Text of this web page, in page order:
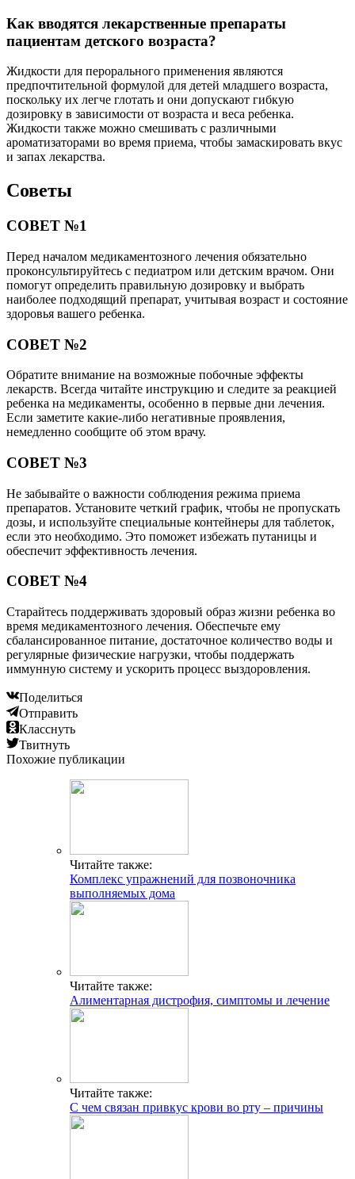
Как вводятся лекарственные препараты
пациентам детского возраста?
Жидкости для перорального применения являются
предпочтительной формулой для детей младшего возраста,
поскольку их легче глотать и они допускают гибкую
дозировку в зависимости от возраста и веса ребенка.
Жидкости также можно смешивать с различными
ароматизаторами во время приема, чтобы замаскировать вкус
и запах лекарства.
Советы
СОВЕТ №1
Перед началом медикаментозного лечения обязательно
проконсультируйтесь с педиатром или детским врачом. Они
помогут определить правильную дозировку и выбрать
наиболее подходящий препарат, учитывая возраст и состояние
здоровья вашего ребенка.
СОВЕТ №2
Обратите внимание на возможные побочные эффекты
лекарств. Всегда читайте инструкцию и следите за реакцией
ребенка на медикаменты, особенно в первые дни лечения.
Если заметите какие-либо негативные проявления,
немедленно сообщите об этом врачу.
СОВЕТ №3
Не забывайте о важности соблюдения режима приема
препаратов. Установите четкий график, чтобы не пропускать
дозы, и используйте специальные контейнеры для таблеток,
если это необходимо. Это поможет избежать путаницы и
обеспечит эффективность лечения.
СОВЕТ №4
Старайтесь поддерживать здоровый образ жизни ребенка во
время медикаментозного лечения. Обеспечьте ему
сбалансированное питание, достаточное количество воды и
регулярные физические нагрузки, чтобы поддержать
иммунную систему и ускорить процесс выздоровления.
Поделиться
Отправить
Класснуть
Твитнуть
Похожие публикации
Читайте также:
Комплекс упражнений для позвоночника
выполняемых дома
Читайте также:
Алиментарная дистрофия, симптомы и лечение
Читайте также:
С чем связан привкус крови во рту – причины